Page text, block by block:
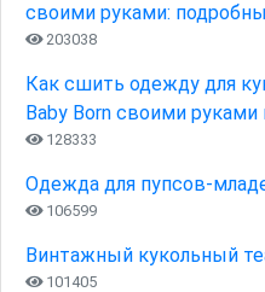
своими руками:
203038
Как сшить одежду для
Baby Born своими
128333
Одежда для пупсов-
106599
Винтажный кукольный
101405